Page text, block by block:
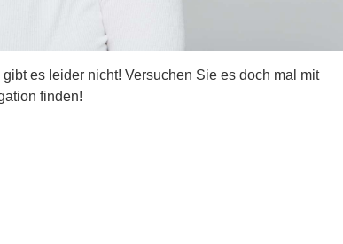
es leider nicht! Versuchen Sie es doch mal mit
finden!